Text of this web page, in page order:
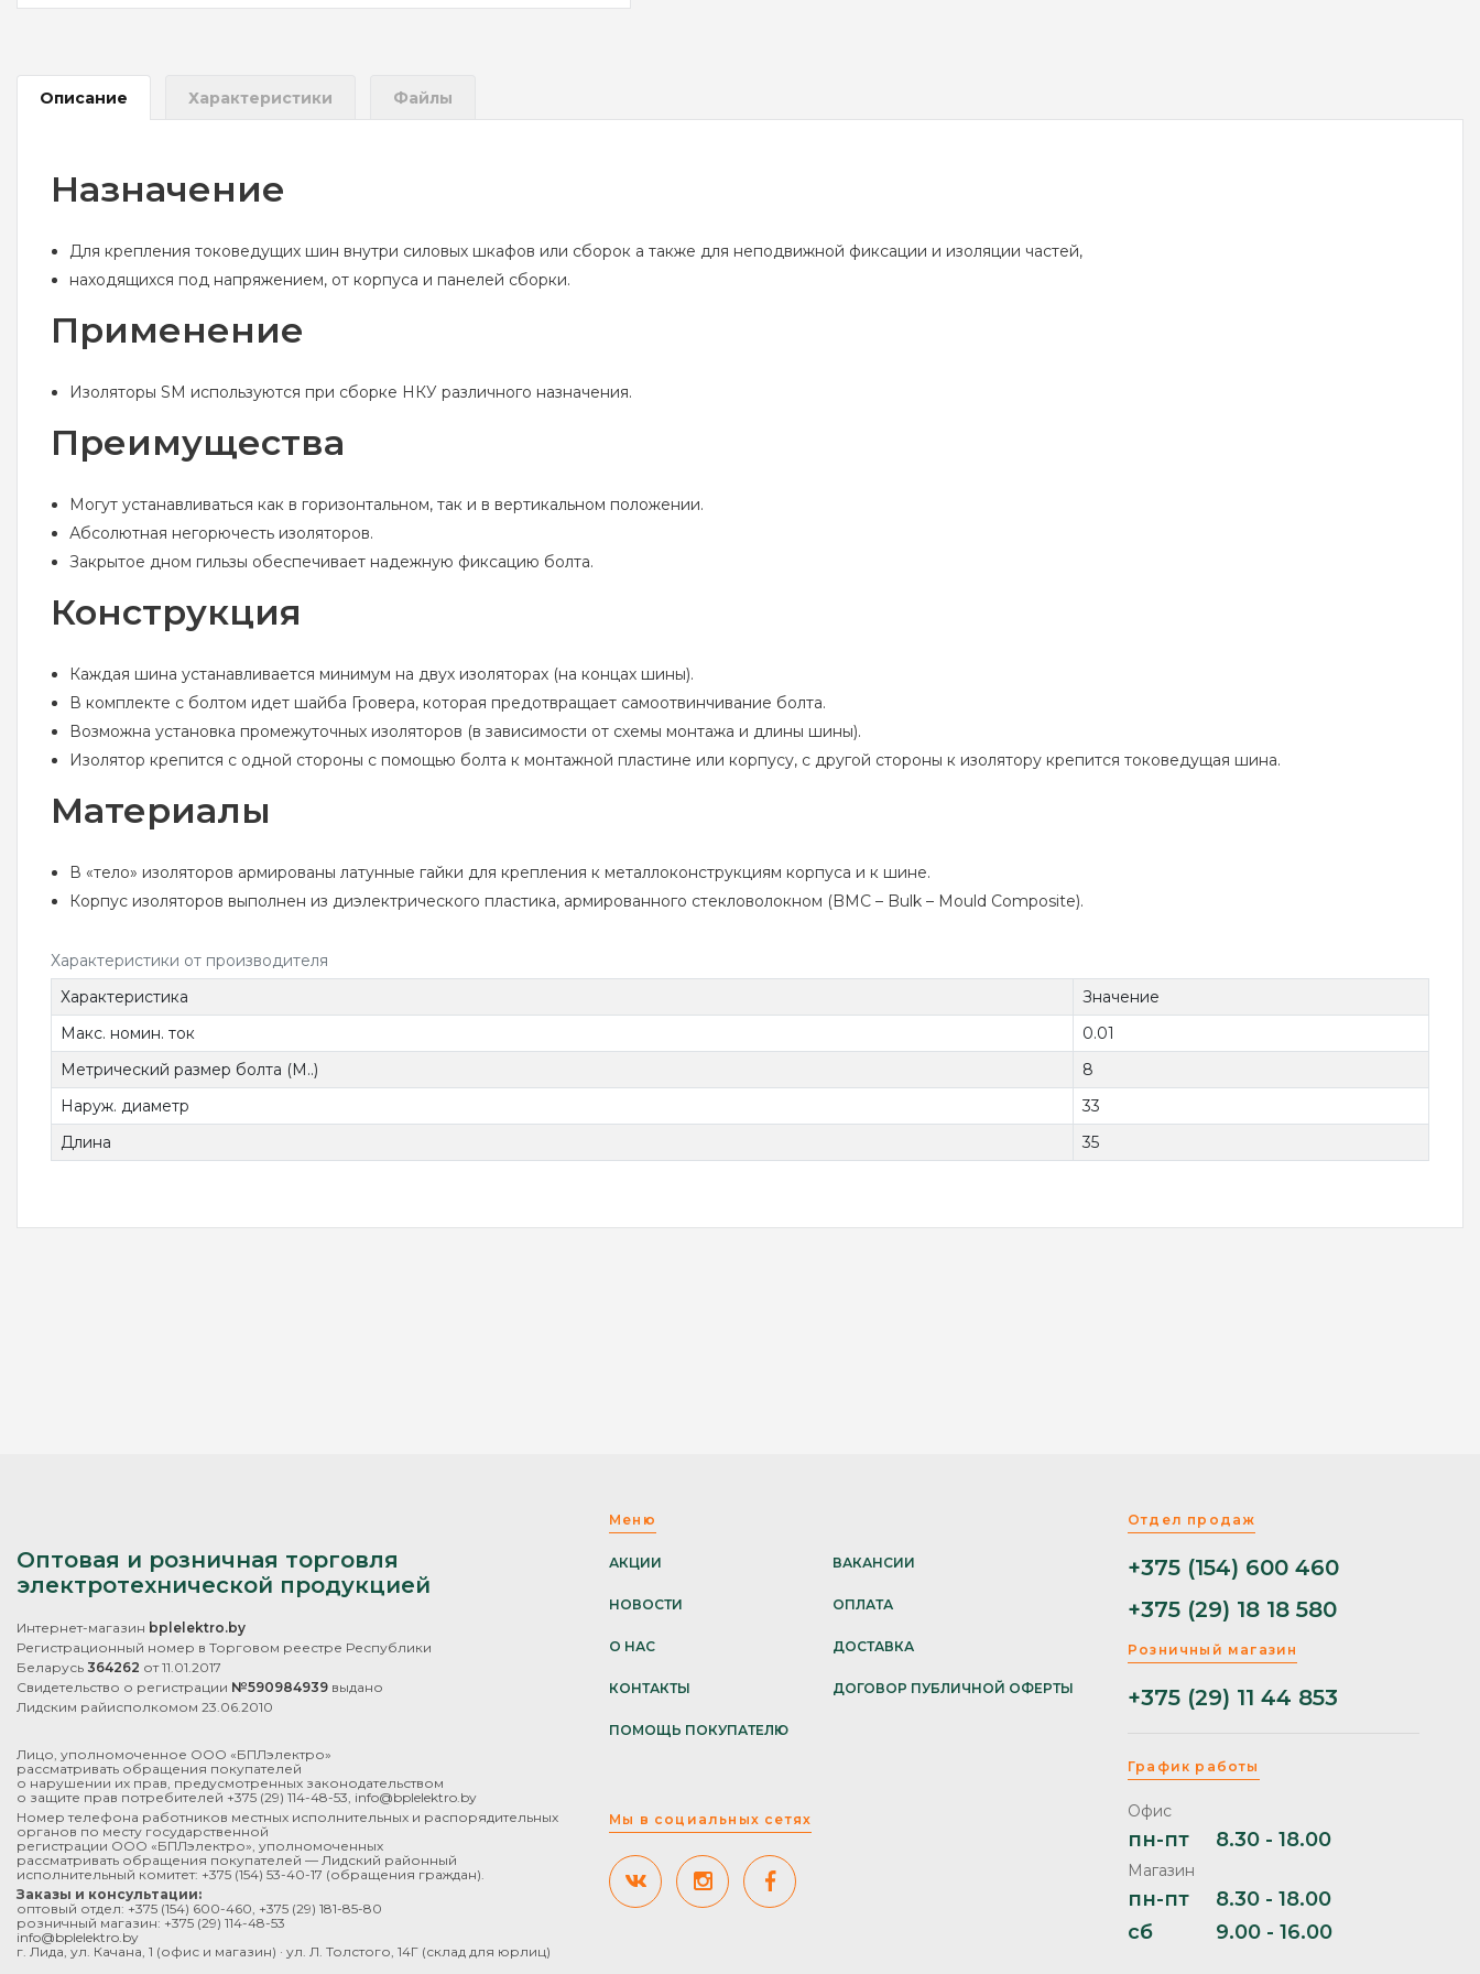
Описание Характеристики Файлы
Назначение
Для крепления токоведущих шин внутри силовых шкафов или сборок а также для неподвижной фиксации и изоляции частей,
находящихся под напряжением, от корпуса и панелей сборки.
Применение
Изоляторы SM используются при сборке НКУ различного назначения.
Преимущества
Могут устанавливаться как в горизонтальном, так и в вертикальном положении.
Абсолютная негорючесть изоляторов.
Закрытое дном гильзы обеспечивает надежную фиксацию болта.
Конструкция
Каждая шина устанавливается минимум на двух изоляторах (на концах шины).
В комплекте с болтом идет шайба Гровера, которая предотвращает самоотвинчивание болта.
Возможна установка промежуточных изоляторов (в зависимости от схемы монтажа и длины шины).
Изолятор крепится с одной стороны с помощью болта к монтажной пластине или корпусу, с другой стороны к изолятору крепится токоведущая шина.
Материалы
В «тело» изоляторов армированы латунные гайки для крепления к металлоконструкциям корпуса и к шине.
Корпус изоляторов выполнен из диэлектрического пластика, армированного стекловолокном (BMC – Bulk – Mould Composite).
Характеристики от производителя
Характеристика
Значение
Макс. номин. ток
0.01
Метрический размер болта (М..)
8
Наруж. диаметр
33
Длина
35
Оптовая и розничная торговля
электротехнической продукцией
Интернет-магазин bplelektro.by
Регистрационный номер в Торговом реестре Республики
Беларусь 364262 от 11.01.2017
Свидетельство о регистрации №590984939 выдано
Лидским райисполкомом 23.06.2010
Лицо, уполномоченное ООО «БПЛэлектро»
рассматривать обращения покупателей
о нарушении их прав, предусмотренных законодательством
о защите прав потребителей +375 (29) 114-48-53 info@bplelektro.by
Номер телефона работников местных исполнительных и распорядительных
органов по месту государственной
регистрации ООО «БПЛэлектро», уполномоченных
рассматривать обращения покупателей — Лидский районный
исполнительный комитет: +375 (154) 53-40-17 (обращения граждан).
Заказы и консультации:
оптовый отдел: +375 (154) 600-460 +375 (29) 181-85-80
розничный магазин: +375 (29) 114-48-53
info@bplelektro.by
г. Лида, ул. Качана, 1 (офис и магазин) · ул. Л. Толстого, 14Г (склад для юрлиц)
Меню
АКЦИИ
НОВОСТИ
О НАС
КОНТАКТЫ
ПОМОЩЬ ПОКУПАТЕЛЮ
ВАКАНСИИ
ОПЛАТА
ДОСТАВКА
ДОГОВОР ПУБЛИЧНОЙ ОФЕРТЫ
Мы в социальных сетях
Отдел продаж
+375 (154) 600 460
+375 (29) 18 18 580
Розничный магазин
+375 (29) 11 44 853
График работы
Офис
пн-пт 8.30 - 18.00
Магазин
пн-пт
8.30 - 18.00
сб
9.00 - 16.00